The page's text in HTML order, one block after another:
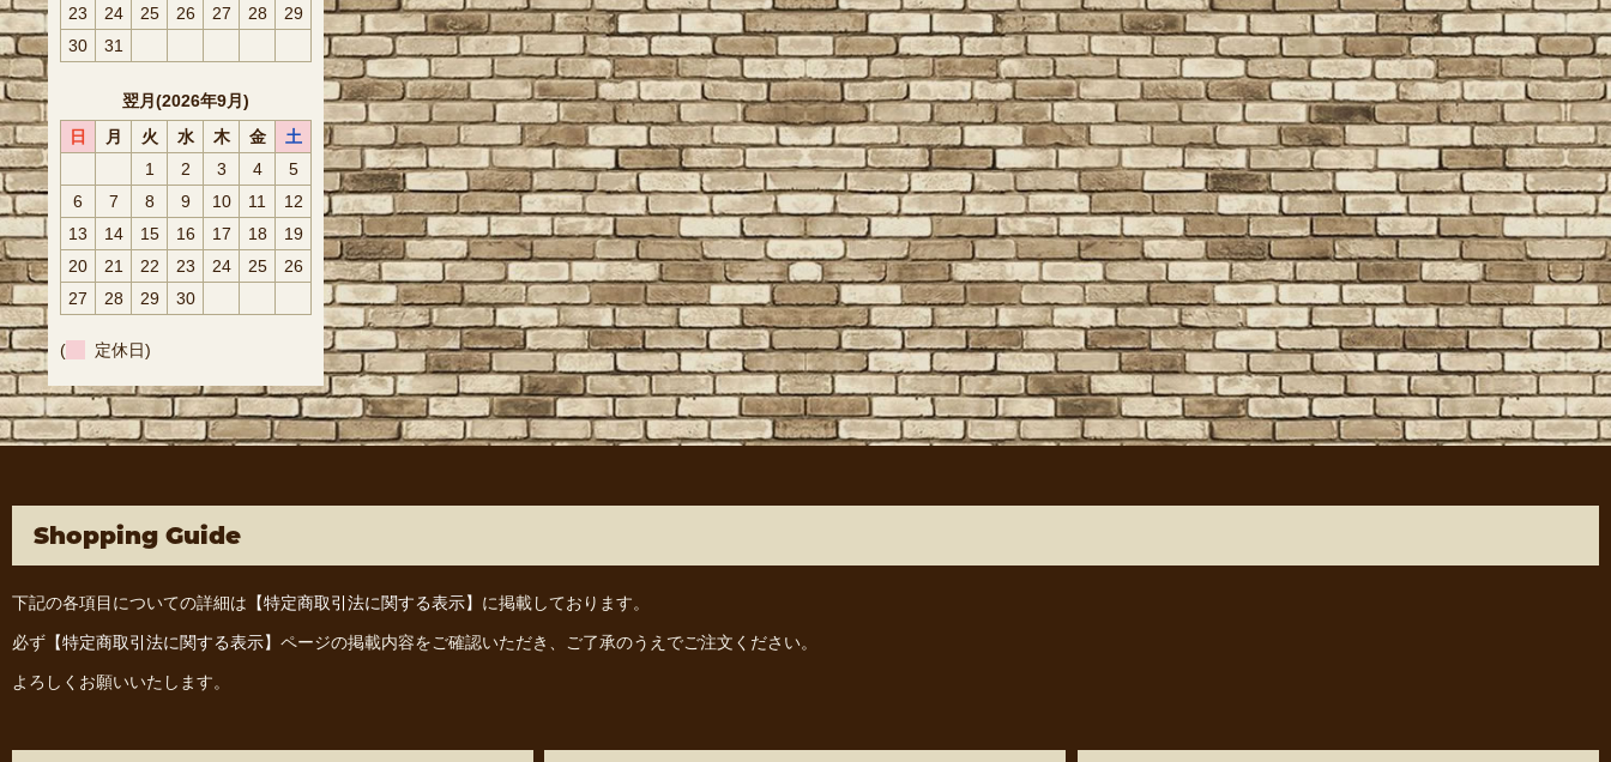
23
24 25 26 27 28
29
30
31
翌月(2026年9月)
日
月 火 水 木 金
土
1
2 3 4
5
6
7 8 9 10 11
12
13
14 15 16 17 18
19
20
21 22 23 24 25
26
27
28 29 30
( 定休日)
Shopping Guide
下記の各項目についての詳細は 【特定商取引法に関する表示】 に掲載しております。
必ず 【特定商取引法に関する表示】 ページの掲載内容をご確認いただき、ご了承のうえでご注文ください。
よろしくお願いいたします。